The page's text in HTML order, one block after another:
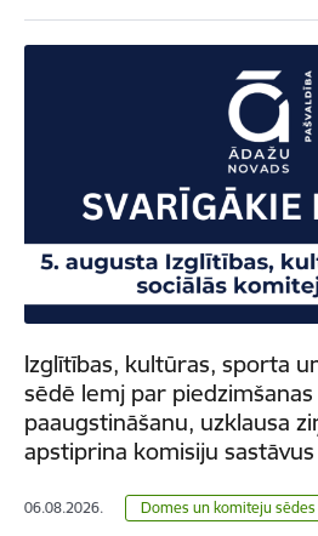
Izglītības, kultūras, sporta
sēdē lemj par
paaugstināšanu, uzklausa
apstiprina komisiju sastāvus
06.08.2026. Domes un komiteju sēdes